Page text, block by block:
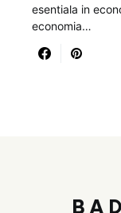
esentiala in
economia…